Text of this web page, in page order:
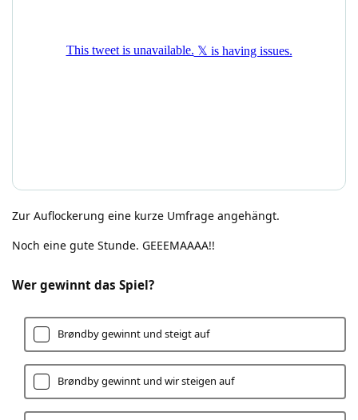
Zur Auflockerung eine kurze Umfrage angehängt.
Noch eine gute Stunde. GEEEMAAAA!!
Wer gewinnt das Spiel?
Brøndby gewinnt und steigt auf
Brøndby gewinnt und wir steigen auf